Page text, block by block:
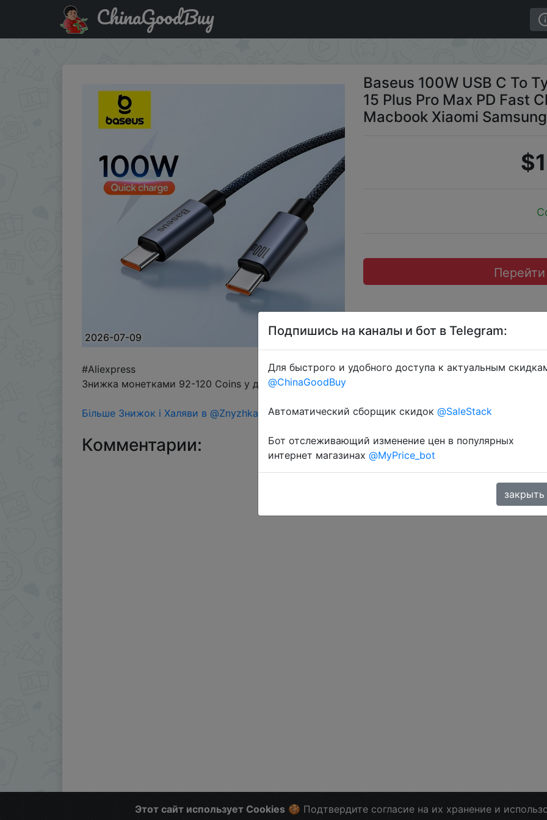
Купить: Baseus 100W USB C To Type C Cable For iPhone 16 15 Plus Pro Max PD Fast Charging Charger Cable For
ChinaGoodBuy
2026-07-09
Baseus 100W USB C To
15 Plus Pro Max PD Fast
Macbook Xiaomi Samsung
#Aliexpress
Знижка монетками 92-120 Coins у додатку через розділ монет.
Більше Знижок і Халяви в @ZnyzhkaUA
Комментарии:
Этот сайт использует Cookies🍪 Подтвердите согласие на их хранение и
Подпишись на каналы и бот в Telegram:
Для быстрого и удобного доступа к актуальным
@ChinaGoodBuy
Автоматический сборщик скидок @SaleStack
Бот отслеживающий изменение цен в популярных
интернет магазинах @MyPrice_bot
закрыть